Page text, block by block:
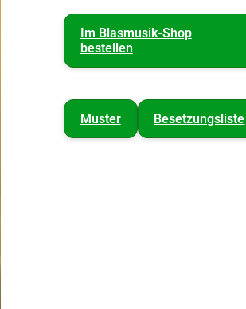
Im Blasmusik-Shop
bestellen
Muster Besetzungsliste